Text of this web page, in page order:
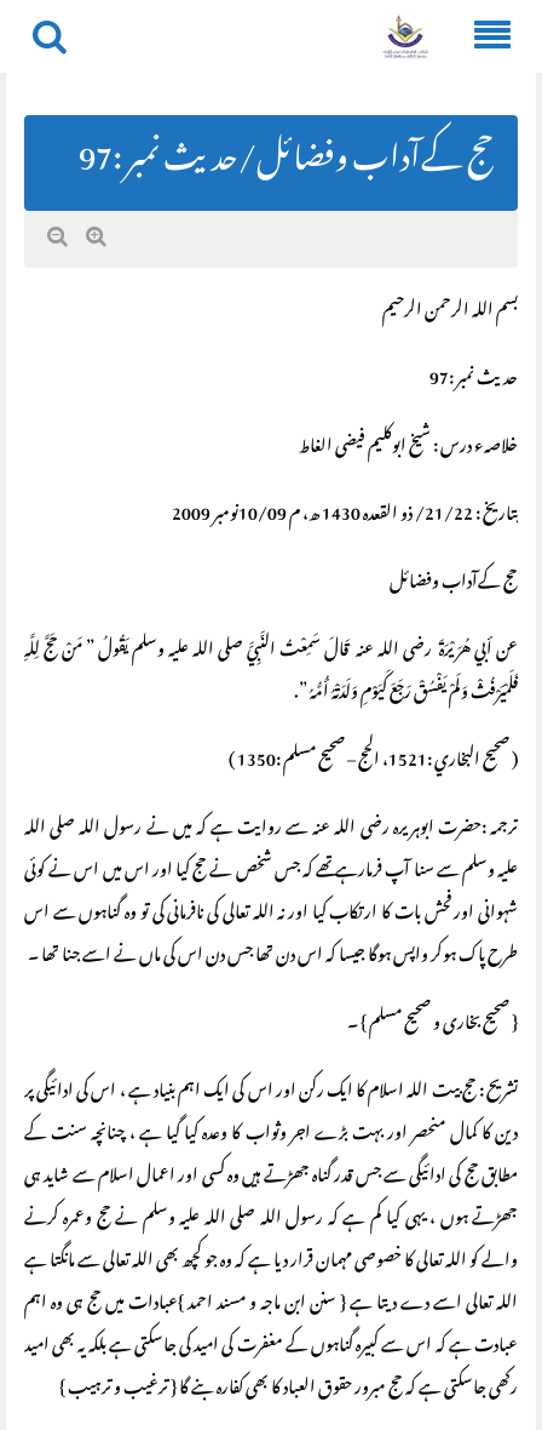
contentحج کےآداب وفضائل/حديث نمبر :97
بسم اللہ الرحمن الرحیم
حديث نمبر :97
خلاصہء درس : شیخ ابوکلیم فیضی الغاط
بتاریخ : 21/22/ ذو القعدہ 1430 ھ، م 10/09نومبر 2009
حج کےآداب وفضائل
عن أبي هُرَيْرَةَ ـ رضى الله عنه ـ قَالَ سَمِعْتُ النَّبِيَّ صلى الله عليه وسلم يَقُولُ ‏”‏ مَنْ حَجَّ لِلَّهِ
فَلَمْيَرْفُثْ وَلَمْ يَفْسُقْ رَجَعَ كَيَوْمِ وَلَدَتْهُ أُمُّهُ ‏”‏‏.‏
( صحيح البخاري :1521، الحج – صحيح مسلم :1350 )
ترجمہ :حضرت ابوہریرہ رضی اللہ عنہ سے روایت ہے کہ میں نے رسول اللہ صلی اللہ
علیہ وسلم سے سنا آپ فرمارہے تھے کہ جس شخص نے حج کیا اور اس میں اس نے کوئی
شہوانی اور فحش بات کا ارتکاب کیا اور نہ اللہ تعالی کی نافرمانی کی تو وہ گناہوں سے اس
طرح پاک ہوکر واپس ہوگا جیسا کہ اس دن تھا جس دن اس کی ماں نے اسے جنا تھا ۔
{ صحیح بخاری و صحیح مسلم } ۔
تشریح : حج بیت اللہ اسلام کا ایک رکن اور اس کی ایک اہم بنیاد ہے ، اس کی ادائیگی پر
دین کا کمال منحصر اور بہت بڑے اجر وثواب کا وعدہ کیا گیا ہے ، چنانچہ سنت کے
مطابق حج کی ادائیگی سے جس قدر گناہ جھڑتے ہیں وہ کسی اور اعمال اسلام سے شاید ہی
جھڑتے ہوں ، یہی کیا کم ہے کہ رسول اللہ صلی اللہ علیہ وسلم نے حج وعمرہ کرنے
والے کو اللہ تعالی کا خصوصی مہمان قرار دیا ہے کہ وہ جو کچھ بھی اللہ تعالی سے مانگتا ہے
اللہ تعالی اسے دے دیتا ہے { سنن ابن ماجہ و مسند احمد }عبادات میں حج ہی وہ اہم
عبادت ہے کہ اس سے کبیرہ گناہوں کے مغفرت کی امید کی جاسکتی ہے بلکہ یہ بھی امید
رکھی جاسکتی ہے کہ حج مبرور حقوق العباد کا بھی کفارہ بنے گا { ترغیب و ترہیب }